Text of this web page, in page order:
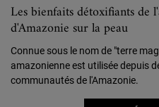
Les bienfaits détoxifiants de
d'Amazonie sur la peau
Connue sous le nom de "terre
amazonienne est utilisée depuis
communautés de l'Amazonie.